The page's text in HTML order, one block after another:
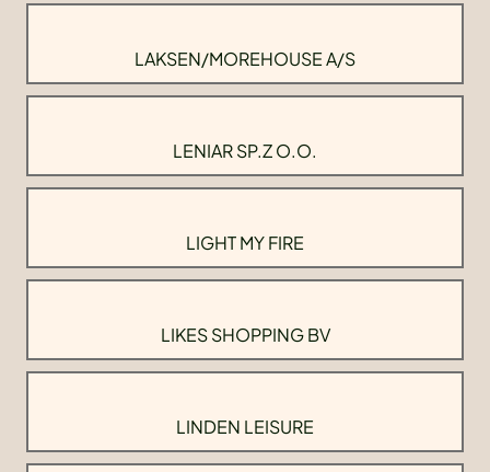
LAKSEN/MOREHOUSE A/S
LENIAR SP.Z O.O.
LIGHT MY FIRE
LIKES SHOPPING BV
LINDEN LEISURE